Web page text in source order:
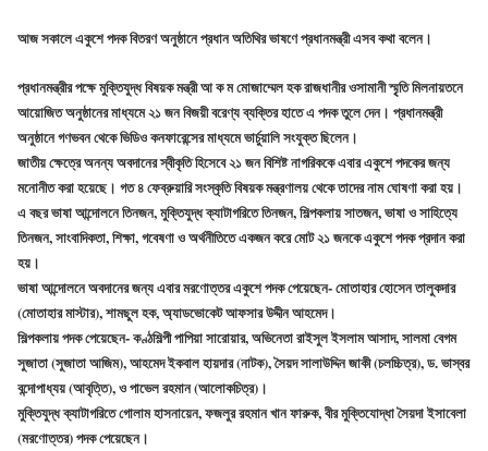
আজ সকালে একুশে পদক বিতরণ অনুষ্ঠানে প্রধান অতিথির ভাষণে প্রধানমন্ত্রী এসব কথা বলেন।
প্রধানমন্ত্রীর পক্ষে মুক্তিযুদ্ধ বিষয়ক মন্ত্রী আ ক ম মোজাম্মেল হক রাজধানীর ওসামানী স্মৃৃতি মিলনায়তনে
আয়োজিত অনুষ্ঠানের মাধ্যমে ২১ জন বিজয়ী বরেণ্য ব্যক্তির হাতে এ পদক তুলে দেন। প্রধানমন্ত্রী
অনুষ্ঠানে গণভবন থেকে ভিডিও কনফারেন্সের মাধ্যমে ভার্চুয়ালি সংযুক্ত ছিলেন।
জাতীয় ক্ষেত্রে অনন্য অবদানের স্বীকৃতি হিসেবে ২১ জন বিশিষ্ট নাগরিককে এবার একুশে পদকের জন্য
মনোনীত করা হয়েছে। গত ৪ ফেব্রুয়ারি সংস্কৃতি বিষয়ক মন্ত্রণালয় থেকে তাদের নাম ঘোষণা করা হয়।
এ বছর ভাষা আন্দোলনে তিনজন, মুক্তিযুদ্ধ ক্যাটাগরিতে তিনজন, শিল্পকলায় সাতজন, ভাষা ও সাহিত্যে
তিনজন, সাংবাদিকতা, শিক্ষা, গবেষণা ও অর্থনীতিতে একজন করে মোট ২১ জনকে একুশে পদক প্রদান করা
হয়।
ভাষা আন্দোলনে অবদানের জন্য এবার মরণোত্তর একুশে পদক পেয়েছেন- মোতাহার হোসেন তালুকদার
(মোতাহার মাস্টার), শামছুল হক, অ্যাডভোকেট আফসার উদ্দীন আহমেদ।
শিল্পকলায় পদক পেয়েছেন- কণ্ঠশিল্পী পাপিয়া সারোয়ার, অভিনেতা রাইসুল ইসলাম আসাদ, সালমা বেগম
সুজাতা (সুজাতা আজিম), আহমেদ ইকবাল হায়দার (নাটক), সৈয়দ সালাউদ্দিন জাকী (চলচ্চিত্র), ড. ভাস্বর
বন্দোপাধ্যয় (আবৃত্তি), ও পাভেল রহমান (আলোকচিত্র)।
মুক্তিযুদ্ধ ক্যাটাগরিতে গোলাম হাসনায়েন, ফজলুর রহমান খান ফারুক, বীর মুক্তিযোদ্ধা সৈয়দা ইসাবেলা
(মরণোত্তর) পদক পেয়েছেন।